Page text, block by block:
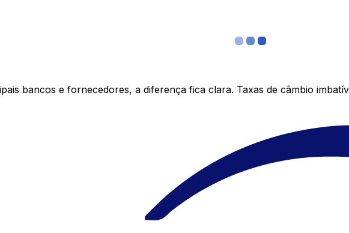
bancos e fornecedores, a diferença fica clara. Taxas de câmbio